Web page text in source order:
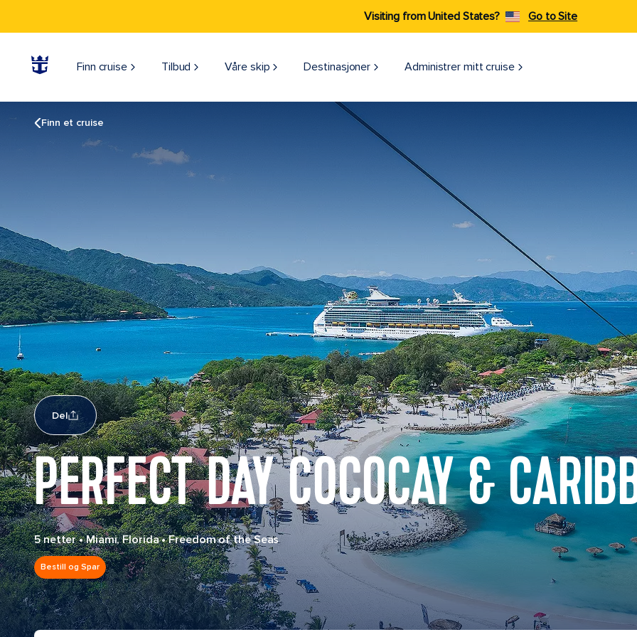
Visiting from United States? Go to Site
Finn cruise Tilbud Våre skip Destinasjoner Administrer mitt cruise
Finn et cruise
Del
PERFECT DAY COCOCAY &
5 netter•Miami, Florida•Freedom of the Seas
Bestill og Spar